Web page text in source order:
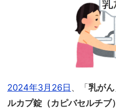
2024年3月26日 、「 乳がん
ルカプ錠（カピバセルチブ）